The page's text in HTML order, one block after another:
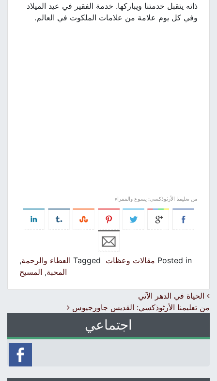
ذاته يتقبل خدمتنا ويباركها. خدمة الفقير في عيد الميلاد
وفي كل يوم علامة من علامات الملكوت في العالم.
من تعليمنا الأرثوذكسي: يسوع والفقراء
Posted in مقالات وعظات Tagged العطاء والرحمة,
المحبة,المسيح
Post navigation
الحياة في الدهر الآتي
من تعليمنا الأرثوذكسي: القديس جاورجيوس
اجتماعي